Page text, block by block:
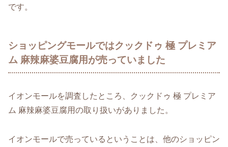
です。
ショッピングモールではクックドゥ 極 プレミア
ム 麻辣麻婆豆腐用が売っていました
イオンモールを調査したところ、クックドゥ 極 プレミア
ム 麻辣麻婆豆腐用の取り扱いがありました。
イオンモールで売っているということは、他のショッピン